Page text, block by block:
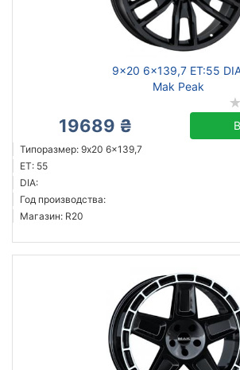
9x20 6x139,7 ET:55
Mak Peak
19689 ₴
Типоразмер: 9x20 6x139,7
ET: 55
DIA:
Год производства:
Магазин: R20